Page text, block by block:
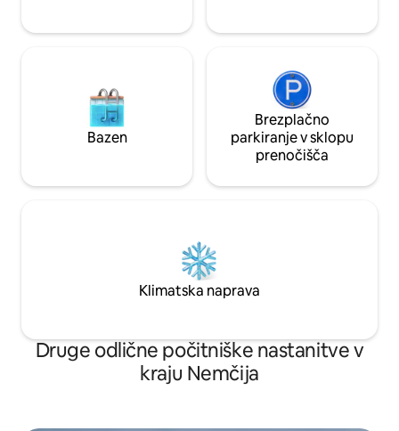
Bazen
Brezplačno
parkiranje v sklopu
prenočišča
Klimatska naprava
Druge odlične počitniške nastanitve v
kraju Nemčija